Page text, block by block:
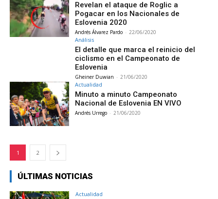
Revelan el ataque de Roglic a
Pogacar en los Nacionales de
Eslovenia 2020
Andrés Álvarez Pardo - 22/06/2020
Análisis
El detalle que marca el reinicio del
ciclismo en el Campeonato de
Eslovenia
Gheiner Duwian - 21/06/2020
Actualidad
Minuto a minuto Campeonato
Nacional de Eslovenia EN VIVO
Andrés Urrego - 21/06/2020
1 2
ÚLTIMAS NOTICIAS
Actualidad